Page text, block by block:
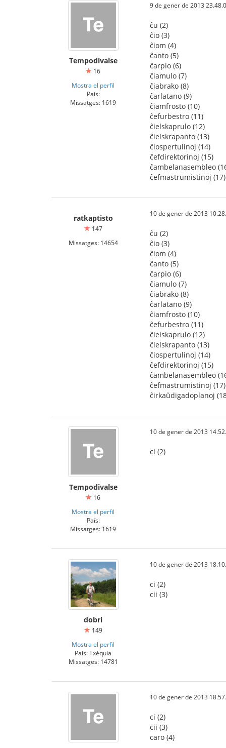
Tempodivalse
16
Mostra el perfil
País:
Missatges: 1619
9 de gener de 2013
ĉu (2)
ĉio (3)
ĉiom (4)
ĉanto (5)
ĉarpio (6)
ĉiamulo (7)
ĉiabrako (8)
ĉarlatano (9)
ĉiamfrosto (10)
ĉefurbestro (11)
ĉielskaprulo (12)
ĉielskrapanto (13)
ĉiospertulinoj (14)
ĉefdirektorinoj (15)
ĉambelanasembleo
ĉefmastrumistinoj (17)
ratkaptisto
147
Missatges: 14654
10 de gener de 2013
ĉu (2)
ĉio (3)
ĉiom (4)
ĉanto (5)
ĉarpio (6)
ĉiamulo (7)
ĉiabrako (8)
ĉarlatano (9)
ĉiamfrosto (10)
ĉefurbestro (11)
ĉielskaprulo (12)
ĉielskrapanto (13)
ĉiospertulinoj (14)
ĉefdirektorinoj (15)
ĉambelanasembleo
ĉefmastrumistinoj (17)
ĉirkaŭdigadoplanoj
Tempodivalse
16
Mostra el perfil
País:
Missatges: 1619
10 de gener de 2013
ci (2)
dobri
149
Mostra el perfil
País: Txèquia
Missatges: 14781
10 de gener de 2013
ci (2)
cii (3)
10 de gener de 2013
ci (2)
cii (3)
caro (4)